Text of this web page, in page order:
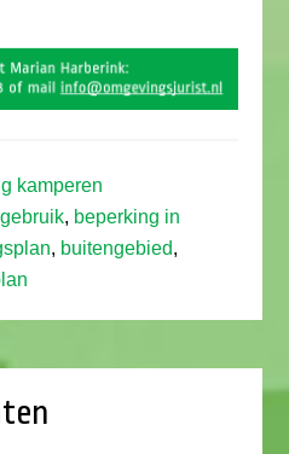
kamperen
, beperking in
, buitengebied,